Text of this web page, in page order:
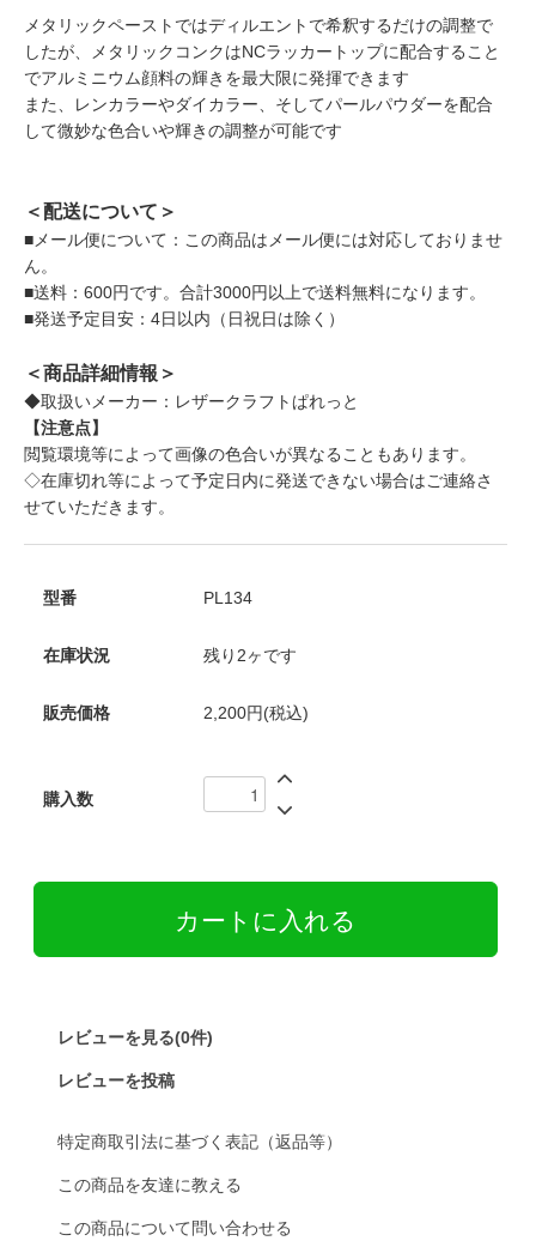
メタリックペーストではディルエントで希釈するだけの調整で
したが、メタリックコンクはNCラッカートップに配合すること
でアルミニウム顔料の輝きを最大限に発揮できます
また、レンカラーやダイカラー、そしてパールパウダーを配合
して微妙な色合いや輝きの調整が可能です
＜配送について＞
■メール便について：この商品はメール便には対応しておりませ
ん。
■送料：600円です。合計3000円以上で送料無料になります。
■発送予定目安：4日以内（日祝日は除く）
＜商品詳細情報＞
◆取扱いメーカー：レザークラフトぱれっと
【注意点】
閲覧環境等によって画像の色合いが異なることもあります。
◇在庫切れ等によって予定日内に発送できない場合はご連絡さ
せていただきます。
型番 PL134
在庫状況 残り2ヶです
販売価格 2,200円(税込)
購入数
レビューを見る(0件)
レビューを投稿
特定商取引法に基づく表記（返品等）
この商品を友達に教える
この商品について問い合わせる